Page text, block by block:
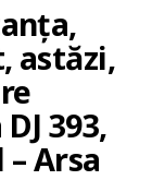
astăzi,
393,
Arsa